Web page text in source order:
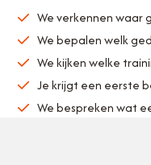
We verkennen
We bepalen welk
We kijken welke
Je krijgt een eerste
We bespreken wat